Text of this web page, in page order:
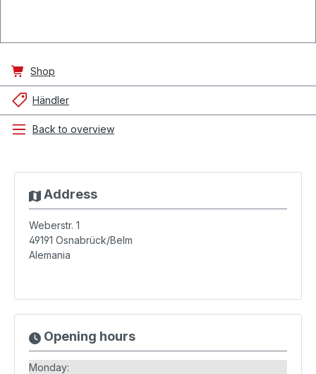
Shop
Händler
Back to overview
Address
Weberstr. 1
49191 Osnabrück/Belm
Alemania
Opening hours
Monday: